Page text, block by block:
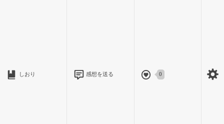
しおり 感想を送る 0
これは、大変な、ことなのかもしれない。